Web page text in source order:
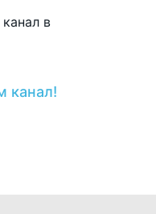
в
канал!